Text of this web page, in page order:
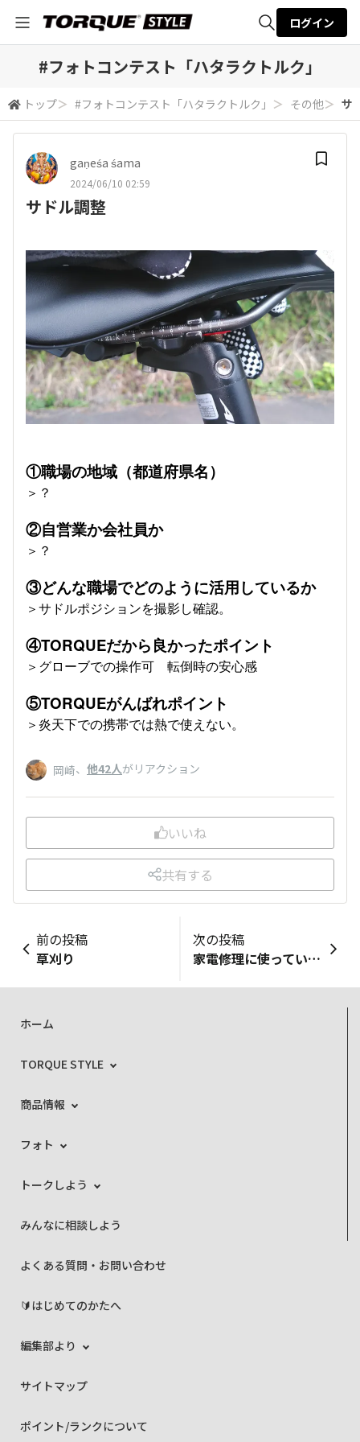
全体検索
検索
ログイン
#フォトコンテスト「ハタラクトルク」
トップ＞ #フォトコンテスト「ハタラクトルク」 ＞ その他＞ サ
gaṇeśa śama
2024/06/10 02:59
サドル調整
①職場の地域（都道府県名）
＞？
②自営業か会社員か
＞？
③どんな職場でどのように活用しているか
＞サドルポジションを撮影し確認。
④TORQUEだから良かったポイント
＞グローブでの操作可 転倒時の安心感
⑤TORQUEがんばれポイント
＞炎天下での携帯では熱で使えない。
岡崎、 他42人がリアクション
いいね
共有する
前の投稿
草刈り
次の投稿
家電修理に使っています
ホーム
TORQUE STYLE
商品情報
フォト
トークしよう
みんなに相談しよう
よくある質問・お問い合わせ
🔰はじめてのかたへ
編集部より
サイトマップ
ポイント/ランクについて